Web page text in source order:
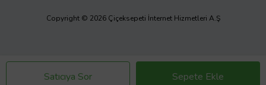
Satıcıya Sor Sepete Ekle
Copyright © 2026 Çiçeksepeti İnternet Hizmetleri A.Ş